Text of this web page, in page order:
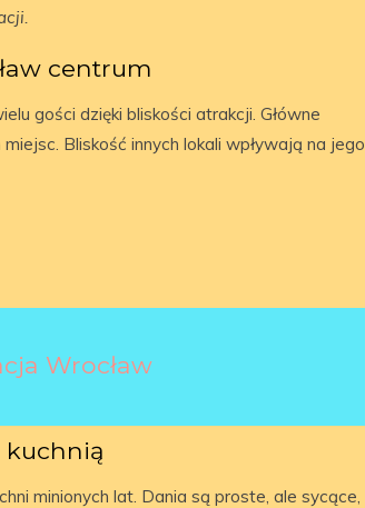
centrum
gości dzięki bliskości atrakcji. Główne
Bliskość innych lokali wpływają na jego
Wrocław
kuchnią
minionych lat. Dania są proste, ale sycące,